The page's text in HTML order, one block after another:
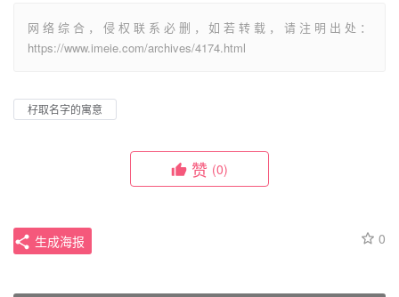
网络综合，侵权联系必删，如若转载，请注明出处：
https://www.imeie.com/archives/4174.html
杍取名字的寓意
赞 (0)
0
生成海报